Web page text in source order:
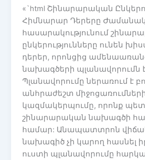
«`html Շինարարական
Հիմնարար Դերերը
հասարակությունում
ընկերությունները ունեն
դերեր, որոնցից
նախագծերի պլանավորումն
Պլանավորումը ներառում է
անհրաժեշտ
կազմակերպումը, որոնք
շինարարական նախագծի
համար: Անապատտրոն
նախագիծ չի կարող հասնել
ուստի պլանավորումը